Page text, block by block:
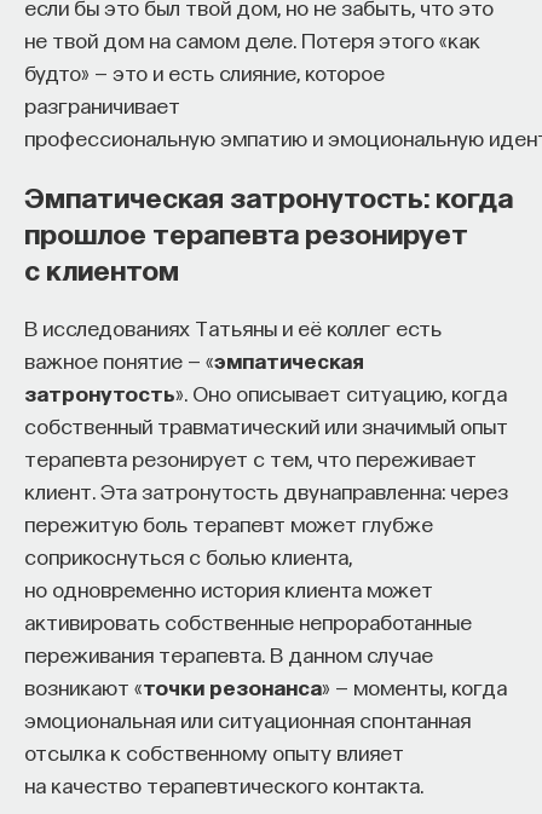
если бы это был твой дом, но не забыть, что это
не твой дом на самом деле. Потеря этого «как
будто» — это и есть слияние, которое
разграничивает
профессиональную эмпатию и эмоциональную
Эмпатическая затронутость: когда
прошлое терапевта резонирует
с клиентом
В исследованиях Татьяны и её коллег есть
важное понятие — «эмпатическая
затронутость». Оно описывает ситуацию, когда
собственный травматический или значимый опыт
терапевта резонирует с тем, что переживает
клиент. Эта затронутость двунаправленна: через
пережитую боль терапевт может глубже
соприкоснуться с болью клиента,
но одновременно история клиента может
активировать собственные непроработанные
переживания терапевта. В данном случае
возникают «точки резонанса» — моменты, когда
эмоциональная или ситуационная спонтанная
отсылка к собственному опыту влияет
на качество терапевтического контакта.